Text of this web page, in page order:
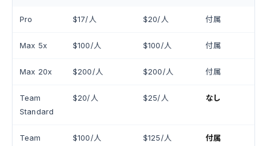
Pro $17/人 $20/人 付属
Max 5x $100/人 $100/人 付属
Max 20x $200/人 $200/人 付属
Team
Standard
$20/人 $25/人 なし
Team
$100/人 $125/人 付属